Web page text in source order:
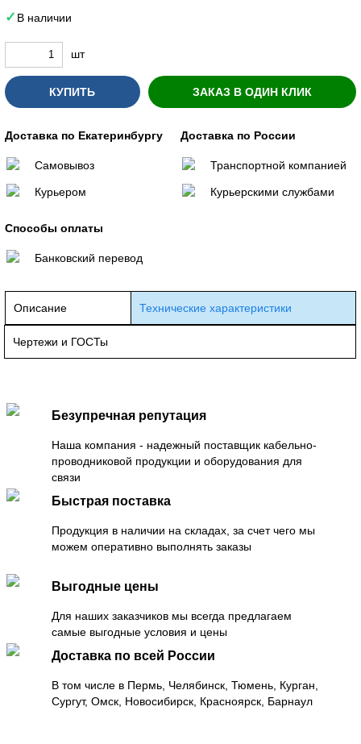
В наличии
шт
КУПИТЬ ЗАКАЗ В ОДИН КЛИК
Доставка по Екатеринбургу
Самовывоз
Курьером
Доставка по России
Транспортной компанией
Курьерскими службами
Способы оплаты
Банковский перевод
Описание Технические характеристики
Чертежи и ГОСТы
Безупречная репутация
Наша компания - надежный поставщик кабельно-
проводниковой продукции и оборудования для
связи
Быстрая поставка
Продукция в наличии на складах, за счет чего мы
можем оперативно выполнять заказы
Выгодные цены
Для наших заказчиков мы всегда предлагаем
самые выгодные условия и цены
Доставка по всей России
В том числе в Пермь, Челябинск, Тюмень, Курган,
Сургут, Омск, Новосибирск, Красноярск, Барнаул